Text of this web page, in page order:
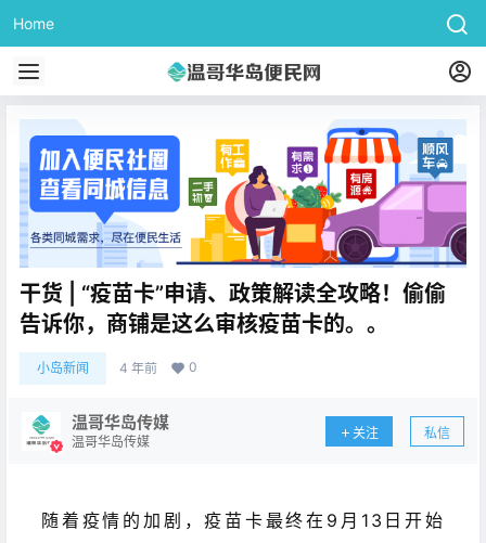
Home
干货 | “疫苗卡”申请、政策解读全攻略！偷偷
告诉你，商铺是这么审核疫苗卡的。。
小岛新闻 4 年前 0
温哥华岛传媒
温哥华岛传媒
关注 私信
随着疫情的加剧，疫苗卡最终在9月13日开始